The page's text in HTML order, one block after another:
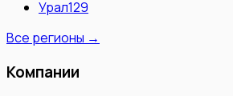
Урал129
Все регионы →
Компании